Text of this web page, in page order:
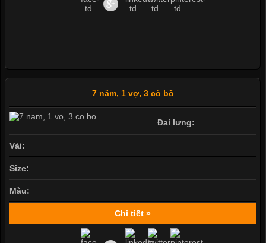
7 năm, 1 vợ, 3 cô bồ
Đai lưng:
Vải:
Size:
Màu:
Chi tiết »